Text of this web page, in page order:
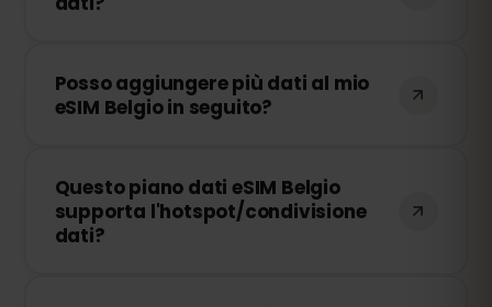
connessione verrà interrotta. Puoi
ricaricare facilmente la tua eSIM dal
Posso aggiungere più dati al mio
eSIM Belgio in seguito?
qualsiasi momento senza dover
reinstallare la tua eSIM. Accedi al tuo
account e seleziona il quantitativo di dati
Questo piano dati eSIM Belgio
supporta l'hotspot/condivisione
dati?